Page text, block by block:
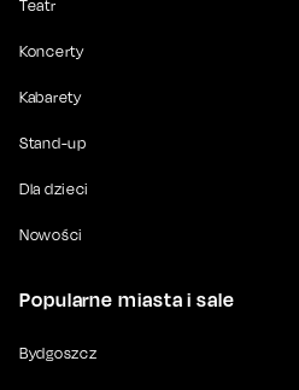
Teatr
Koncerty
Kabarety
Stand-up
Dla dzieci
Nowości
Popularne miasta i sale
Bydgoszcz